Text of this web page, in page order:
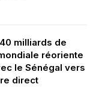
milliards de
réoriente
le Sénégal vers
direct